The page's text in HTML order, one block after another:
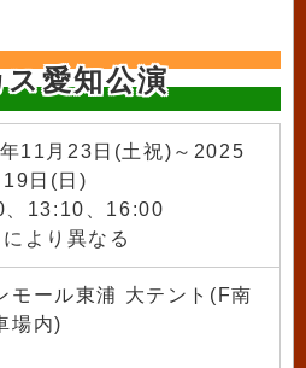
愛知公演
11月23日(土祝)～2025
日(日)
、13:10、16:00
より異なる
モール東浦 大テント(F南
場内)